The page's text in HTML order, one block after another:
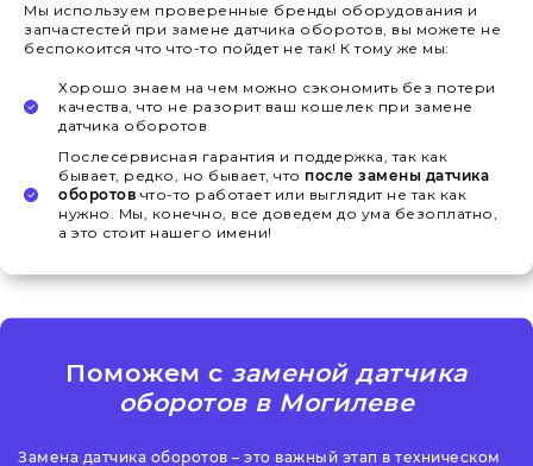
Мы используем проверенные бренды оборудования и
запчастестей при замене датчика оборотов, вы можете не
беспокоится что что-то пойдет не так! К тому же мы:
Хорошо знаем на чем можно сэкономить без потери
качества, что не разорит ваш кошелек при замене
датчика оборотов
Послесервисная гарантия и поддержка, так как
бывает, редко, но бывает, что после замены датчика
оборотов что-то работает или выглядит не так как
нужно. Мы, конечно, все доведем до ума безоплатно,
а это стоит нашего имени!
Поможем с заменой датчика
оборотов в Могилеве
Замена датчика оборотов – это важный этап в техническом